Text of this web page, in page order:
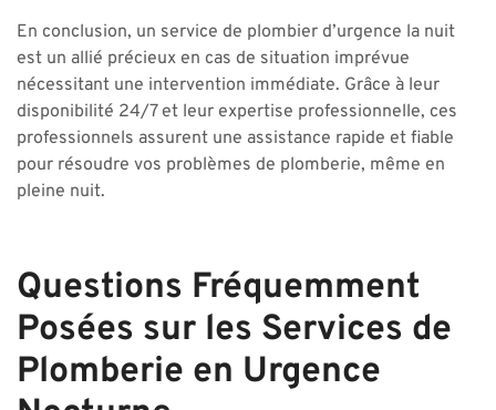
En conclusion, un service de plombier d’urgence la nuit
est un allié précieux en cas de situation imprévue
nécessitant une intervention immédiate. Grâce à leur
disponibilité 24/7 et leur expertise professionnelle, ces
professionnels assurent une assistance rapide et fiable
pour résoudre vos problèmes de plomberie, même en
pleine nuit.
Questions Fréquemment
Posées sur les Services de
Plomberie en Urgence